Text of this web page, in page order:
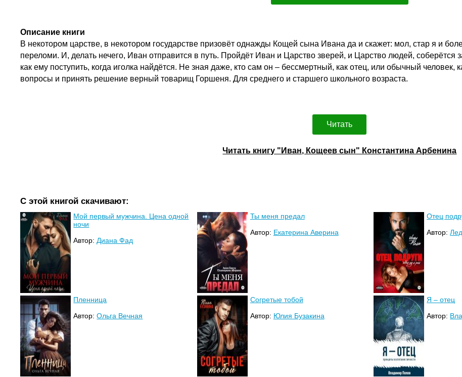
Описание книги
В некотором царстве, в некотором государстве призовёт однажды Кощей сына Ивана да и скажет: мол, стар я и
переломи. И, делать нечего, Иван отправится в путь. Пройдёт Иван и Царство зверей, и Царство людей, соберётся
как ему поступить, когда иголка найдётся. Не зная даже, кто сам он – бессмертный, как отец, или обычный
вопросы и принять решение верный товарищ Горшеня. Для среднего и старшего школьного возраста.
Читать
Читать книгу "Иван, Кощеев сын" Константина Арбенина
С этой книгой скачивают:
Мой первый мужчина. Цена одной
ночи
Автор: Диана Фад
Ты меня предал
Автор: Екатерина Аверина
Отец
Автор:
Пленница
Автор:Ольга Вечная
Согретые тобой
Автор: Юлия Бузакина
Я – отец
Автор: